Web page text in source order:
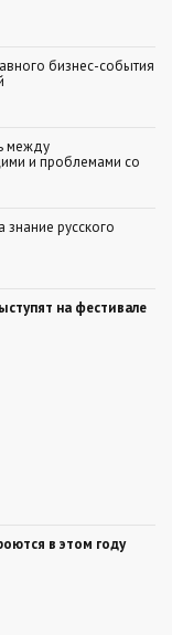
бизнес-события
между
и проблемами со
русского
на фестивале
в этом году